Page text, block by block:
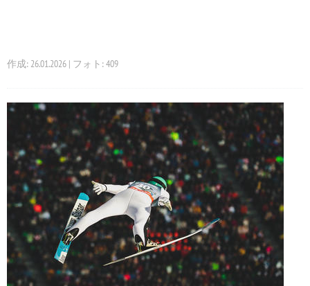
作成: 26.01.2026 | フォト: 409